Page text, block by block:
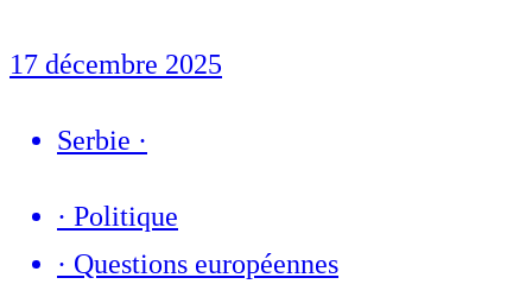
17 décembre 2025
Serbie ·
· Politique
· Questions européennes